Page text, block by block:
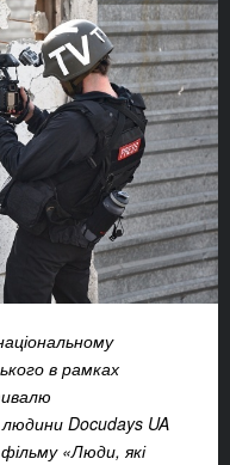
в рамках
Docudays UA
«Люди, які